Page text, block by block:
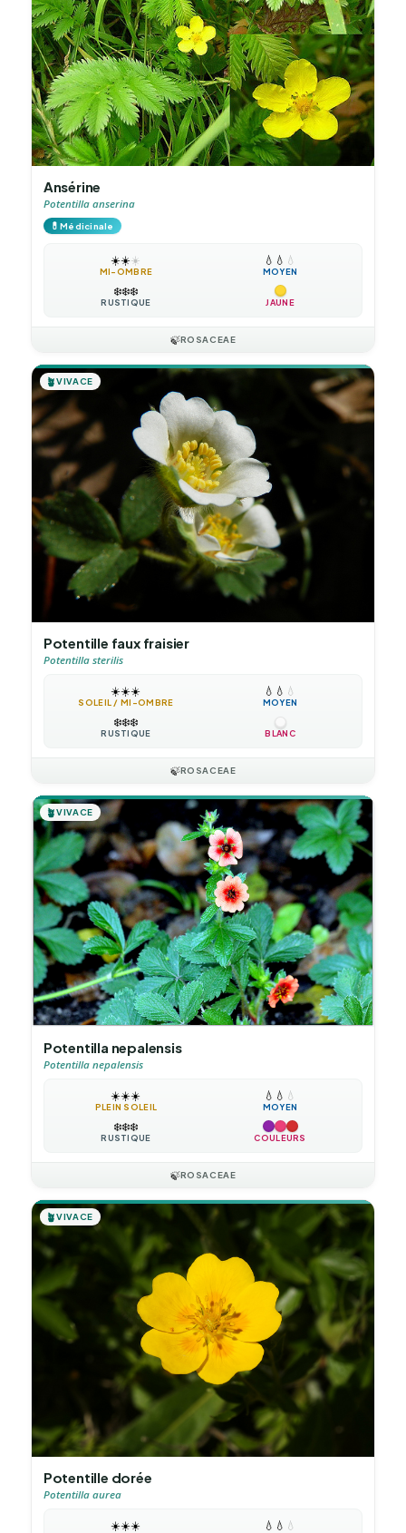
Ansérine
Potentilla anserina
💊Médicinale
☀️☀️☀️
MI-OMBRE
💧 💧 💧
MOYEN
❄️❄️❄️
RUSTIQUE JAUNE
🍃ROSACEAE
🪴VIVACE
Potentille faux fraisier
Potentilla sterilis
☀️☀️☀️
SOLEIL / MI-OMBRE
💧 💧 💧
MOYEN
❄️❄️❄️
RUSTIQUE BLANC
🍃ROSACEAE
🪴VIVACE
Potentilla nepalensis
Potentilla nepalensis
☀️☀️☀️
PLEIN SOLEIL
💧 💧 💧
MOYEN
❄️❄️❄️
RUSTIQUE COULEURS
🍃ROSACEAE
🪴VIVACE
Potentille dorée
Potentilla aurea
☀️☀️☀️ 💧 💧 💧